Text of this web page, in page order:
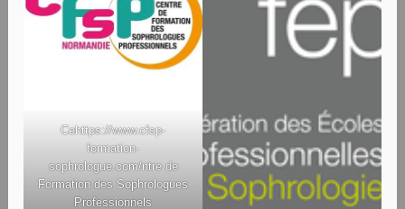
Cehttps://www.cfsp-
formation-
sophrologue.com/ntre de
Formation des Sophrologues
Professionnels